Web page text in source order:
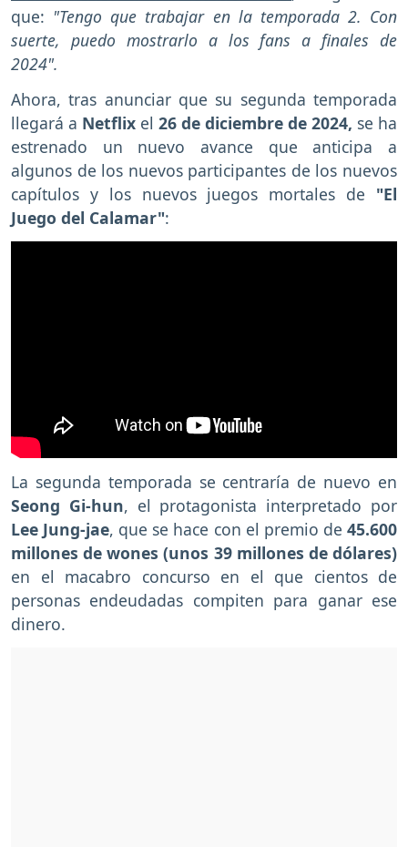
que: "Tengo que trabajar en la temporada 2. Con
suerte, puedo mostrarlo a los fans a finales de
2024".
Ahora, tras anunciar que su segunda temporada
llegará a Netflix el 26 de diciembre de 2024, se ha
estrenado un nuevo avance que anticipa a
algunos de los nuevos participantes de los nuevos
capítulos y los nuevos juegos mortales de "El
Juego del Calamar":
La segunda temporada se centraría de nuevo en
Seong Gi-hun, el protagonista interpretado por
Lee Jung-jae, que se hace con el premio de45.600
millones de wones (unos 39 millones de dólares)
en el macabro concurso en el que cientos de
personas endeudadas compiten para ganar ese
dinero.